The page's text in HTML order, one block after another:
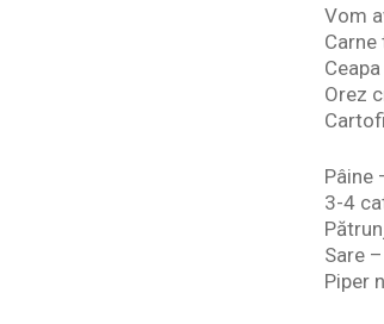
Vom
Orez
Pâine
3-4
Sare
Piper